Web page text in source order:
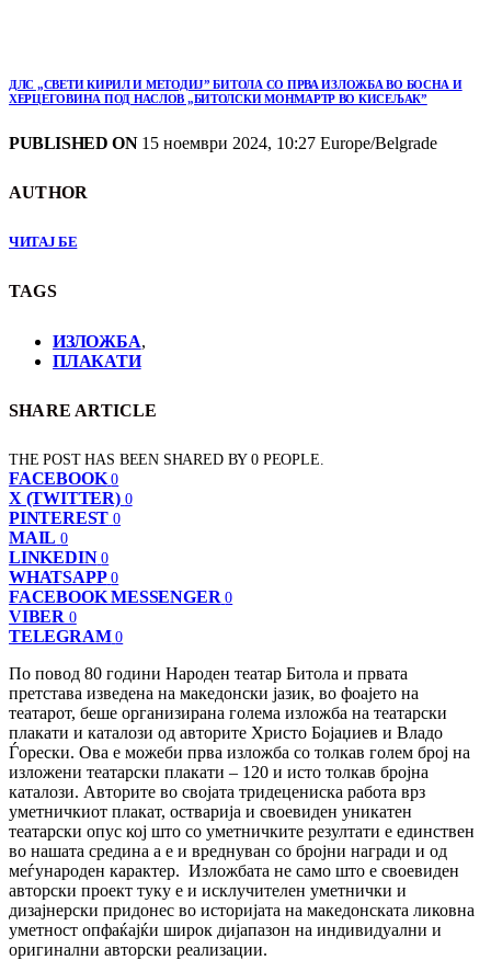
ДЛС „СВЕТИ КИРИЛ И МЕТОДИЈ” БИТОЛА СО ПРВА ИЗЛОЖБА ВО БОСНА И
ХЕРЦЕГОВИНА ПОД НАСЛОВ „БИТОЛСКИ МОНМАРТР ВО КИСЕЉАК”
PUBLISHED ON15 ноември 2024, 10:27 Europe/Belgrade
AUTHOR
ЧИТАЈ БЕ
TAGS
ИЗЛОЖБА,
ПЛАКАТИ
SHARE ARTICLE
THE POST HAS BEEN SHARED BY0 PEOPLE.
FACEBOOK 0
X (TWITTER) 0
PINTEREST 0
MAIL 0
LINKEDIN 0
WHATSAPP 0
FACEBOOK MESSENGER 0
VIBER 0
TELEGRAM 0
По повод 80 години Народен театар Битола и првата
претстава изведена на македонски јазик, во фоајето на
театарот, беше организирана голема изложба на театарски
плакати и каталози од авторите Христо Бојаџиев и Владо
Ѓорески. Ова е можеби прва изложба со толкав голем број на
изложени театарски плакати – 120 и исто толкав бројна
каталози. Авторите во својата тридецениска работа врз
уметничкиот плакат, остварија и своевиден уникатен
театарски опус кој што со уметничките резултати е единствен
во нашата средина а е и вреднуван со бројни награди и од
меѓународен карактер. Изложбата не само што е своевиден
авторски проект туку е и исклучителен уметнички и
дизајнерски придонес во историјата на македонската ликовна
уметност опфаќајќи широк дијапазон на индивидуални и
оригинални авторски реализации.